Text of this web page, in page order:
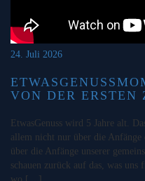
24. Juli 2026
VON DER ERSTEN
EtwasGenuss wird 5 Jahre alt.
allem nicht nur über die Anfänge
über die Anfänge unserer
schauen zurück auf das, was uns